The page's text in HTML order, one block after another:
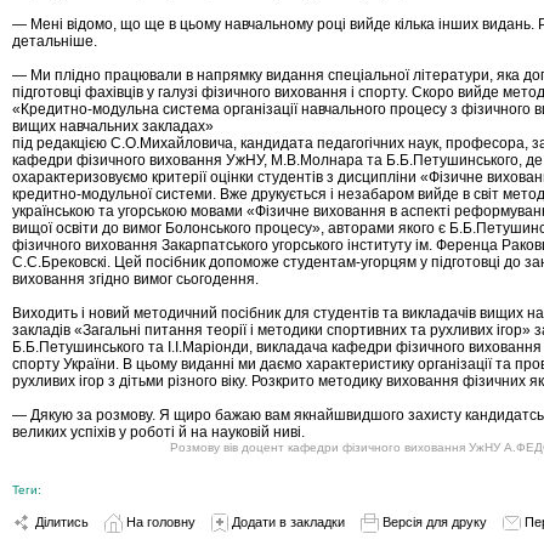
— Мені відомо, що ще в цьому навчальному році вийде кілька інших видань.
детальніше.
— Ми плідно працювали в напрямку видання спеціальної літератури, яка
підготовці фахівців у галузі фізичного виховання і спорту. Скоро вийде
«Кредитно-модульна система організації навчального процесу з фізичного
вищих навчальних закладах»
під редакцією С.О.Михайловича, кандидата педагогічних наук, професора,
кафедри фізичного виховання УжНУ, М.В.Молнара та Б.Б.Петушинського,
охарактеризовуємо критерії оцінки студентів з дисципліни «Фізичне
кредитно-модульної системи. Вже друкується і незабаром вийде в світ
українською та угорською мовами «Фізичне виховання в аспекті
вищої освіти до вимог Болонського процесу», авторами якого є
фізичного виховання Закарпатського угорського інституту ім. Ференца
С.С.Брековскі. Цей посібник допоможе студентам-угорцям у підготовці до
виховання згідно вимог сьогодення.
Виходить і новий методичний посібник для студентів та викладачів вищих
закладів «Загальні питання теорії і методики спортивних та рухливих ігор»
Б.Б.Петушинського та І.І.Маріонди, викладача кафедри фізичного
спорту України. В цьому виданні ми даємо характеристику організації та
рухливих ігор з дітьми різного віку. Розкрито методику виховання фізичних
— Дякую за розмову. Я щиро бажаю вам якнайшвидшого захисту
великих успіхів у роботі й на науковій ниві.
Розмову вів доцент кафедри фізичного виховання УжНУ
Теги:
Ділитись На головну Додати в закладки Версія для друку